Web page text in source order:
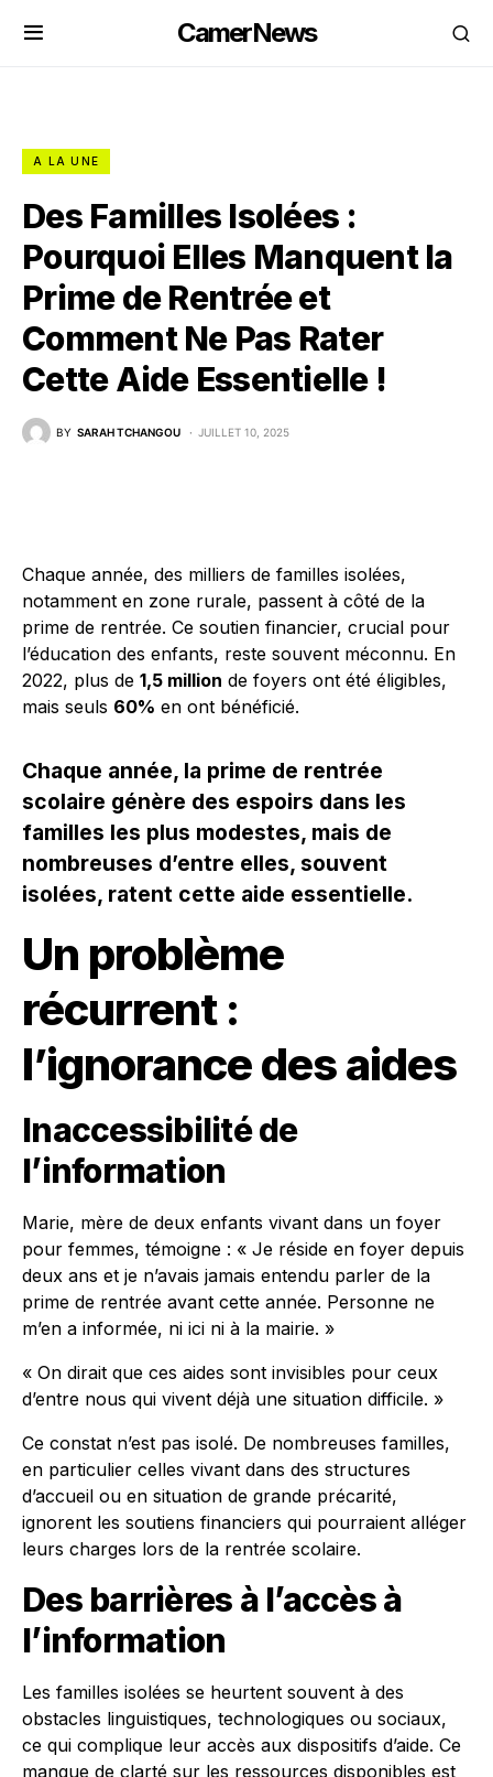
CamerNews
A LA UNE
Des Familles Isolées :
Pourquoi Elles Manquent la
Prime de Rentrée et
Comment Ne Pas Rater
Cette Aide Essentielle !
BY SARAH TCHANGOU JUILLET 10, 2025
Chaque année, des milliers de familles isolées,
notamment en zone rurale, passent à côté de la
prime de rentrée. Ce soutien financier, crucial pour
l’éducation des enfants, reste souvent méconnu. En
2022, plus de 1,5 million de foyers ont été éligibles,
mais seuls 60% en ont bénéficié.
Chaque année, la prime de rentrée
scolaire génère des espoirs dans les
familles les plus modestes, mais de
nombreuses d’entre elles, souvent
isolées, ratent cette aide essentielle.
Un problème
récurrent :
l’ignorance des aides
Inaccessibilité de
l’information
Marie, mère de deux enfants vivant dans un foyer
pour femmes, témoigne : « Je réside en foyer depuis
deux ans et je n’avais jamais entendu parler de la
prime de rentrée avant cette année. Personne ne
m’en a informée, ni ici ni à la mairie. »
« On dirait que ces aides sont invisibles pour ceux
d’entre nous qui vivent déjà une situation difficile. »
Ce constat n’est pas isolé. De nombreuses familles,
en particulier celles vivant dans des structures
d’accueil ou en situation de grande précarité,
ignorent les soutiens financiers qui pourraient alléger
leurs charges lors de la rentrée scolaire.
Des barrières à l’accès à
l’information
Les familles isolées se heurtent souvent à des
obstacles linguistiques, technologiques ou sociaux,
ce qui complique leur accès aux dispositifs d’aide. Ce
manque de clarté sur les ressources disponibles est